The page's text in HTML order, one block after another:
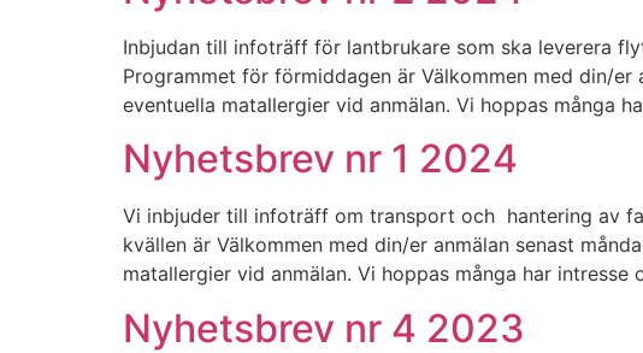
Inbjudan till infoträff för lantbrukare som ska leverera
Programmet för förmiddagen är Välkommen med din/
eventuella matallergier vid anmälan. Vi hoppas många
Nyhetsbrev nr 1 2024
Vi inbjuder till infoträff om transport och hantering av
kvällen är Välkommen med din/er anmälan senast
matallergier vid anmälan. Vi hoppas många har
Nyhetsbrev nr 4 2023